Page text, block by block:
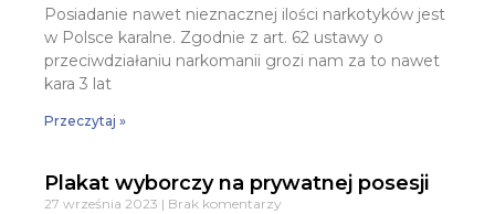
Posiadanie nawet nieznacznej ilości narkotyków jest
w Polsce karalne. Zgodnie z art. 62 ustawy o
przeciwdziałaniu narkomanii grozi nam za to nawet
kara 3 lat
Przeczytaj »
Plakat wyborczy na prywatnej posesji
27 września 2023 Brak komentarzy